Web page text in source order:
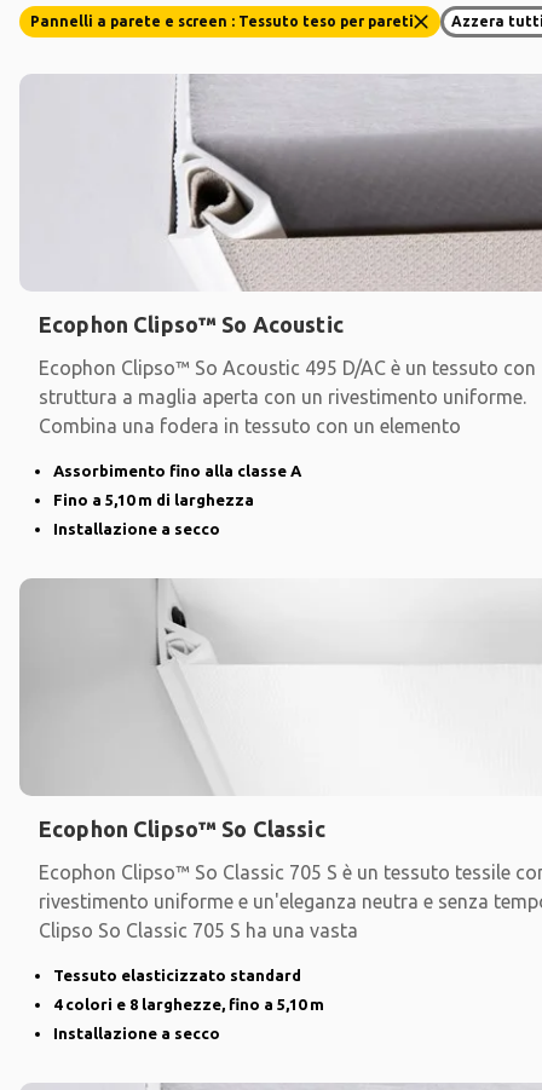
Pannelli a parete e screen : Tessuto teso per pareti Azzera
Ecophon Clipso™ So Acoustic
Ecophon Clipso™ So Acoustic 495 D/AC è un tessuto con
struttura a maglia aperta con un rivestimento uniforme.
Combina una fodera in tessuto con un elemento
Assorbimento fino alla classe A
Fino a 5,10 m di larghezza
Installazione a secco
Ecophon Clipso™ So Classic
Ecophon Clipso™ So Classic 705 S è un tessuto tessile
rivestimento uniforme e un'eleganza neutra e senza
Clipso So Classic 705 S ha una vasta
Tessuto elasticizzato standard
4 colori e 8 larghezze, fino a 5,10 m
Installazione a secco